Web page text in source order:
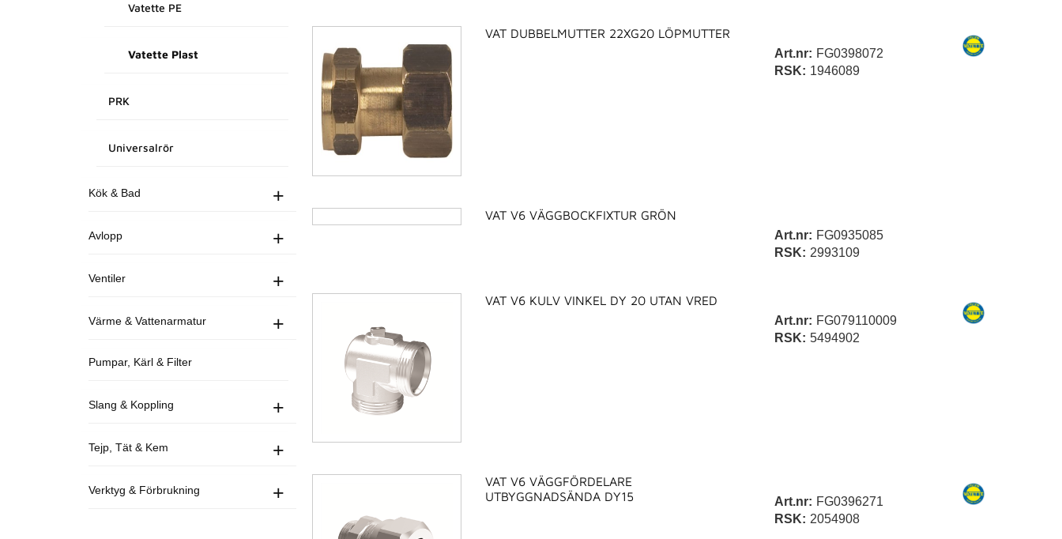
Vatette PE
Vatette Plast
PRK
Universalrör
Kök & Bad +
Avlopp +
Ventiler +
Värme & Vattenarmatur +
Pumpar, Kärl & Filter
Slang & Koppling +
Tejp, Tät & Kem +
Verktyg & Förbrukning +
VAT DUBBELMUTTER 22XG20 LÖPMUTTER
Art.nr: FG0398072
RSK: 1946089
VAT V6 VÄGGBOCKFIXTUR GRÖN
Art.nr: FG0935085
RSK: 2993109
VAT V6 KULV VINKEL DY 20 UTAN VRED
Art.nr: FG079110009
RSK: 5494902
VAT V6 VÄGGFÖRDELARE
UTBYGGNADSÄNDA DY15
Art.nr: FG0396271
RSK: 2054908